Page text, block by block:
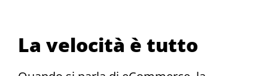
La velocità è tutto